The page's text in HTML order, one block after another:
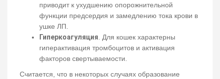
приводит к ухудшению опорожнительной
функции предсердия и замедлению тока крови в
ушке ЛП.
Гиперкоагуляция. Для кошек характерны
гиперактивация тромбоцитов и активация
факторов свертываемости.
Считается, что в некоторых случаях образование